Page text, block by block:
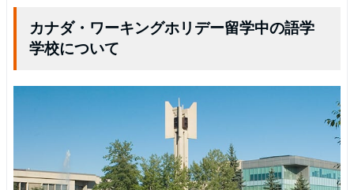
カナダ・ワーキングホリデー留学中の語学
学校について